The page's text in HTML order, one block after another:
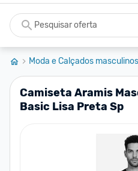
Moda e Calçados masculinos
Camiseta Aramis
Basic Lisa Preta Sp